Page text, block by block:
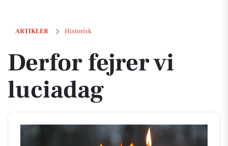
ARTIKLER Historisk
Derfor fejrer vi luciadag
Derfor fejrer vi
luciadag